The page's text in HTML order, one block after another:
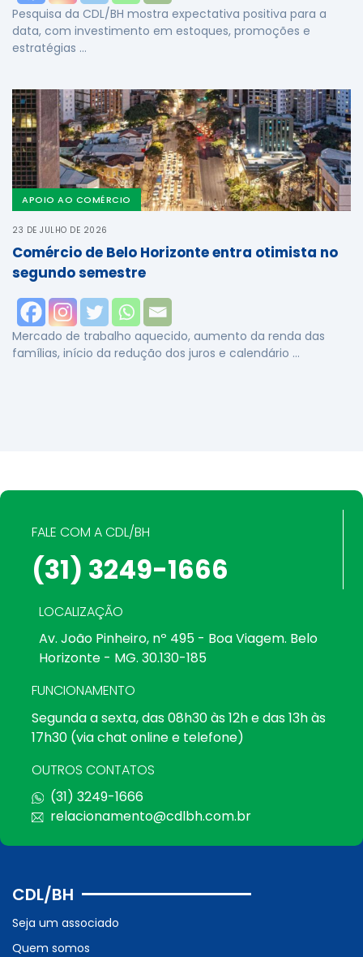
Pesquisa da CDL/BH mostra expectativa positiva para a
data, com investimento em estoques, promoções e
estratégias …
APOIO AO COMÉRCIO
23 DE JULHO DE 2026
Comércio de Belo Horizonte entra otimista no
segundo semestre
Mercado de trabalho aquecido, aumento da renda das
famílias, início da redução dos juros e calendário …
FALE COM A CDL/BH
(31) 3249-1666
LOCALIZAÇÃO
Av. João Pinheiro, nº 495 - Boa Viagem. Belo
Horizonte - MG. 30.130-185
FUNCIONAMENTO
Segunda a sexta, das 08h30 às 12h e das 13h às
17h30 (via chat online e telefone)
OUTROS CONTATOS
(31) 3249-1666
relacionamento@cdlbh.com.br
CDL/BH
Seja um associado
Quem somos